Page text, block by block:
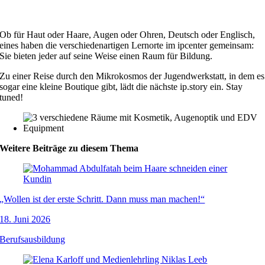
Ob für Haut oder Haare, Augen oder Ohren, Deutsch oder Englisch,
eines haben die verschiedenartigen Lernorte im ipcenter gemeinsam:
Sie bieten jeder auf seine Weise einen Raum für Bildung.
Zu einer Reise durch den Mikrokosmos der Jugendwerkstatt, in dem es
sogar eine kleine Boutique gibt, lädt die nächste ip.story ein. Stay
tuned!
Weitere Beiträge zu diesem Thema
„Wollen ist der erste Schritt. Dann muss man machen!“
18. Juni 2026
Berufsausbildung